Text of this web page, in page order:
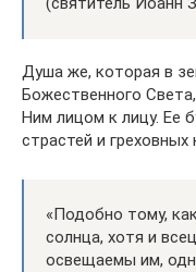
Душа же, которая в
Божественного
Ним лицом к лицу. Ее
страстей и греховных
«Подобно тому,
солнца, хотя и
освещаемы им,